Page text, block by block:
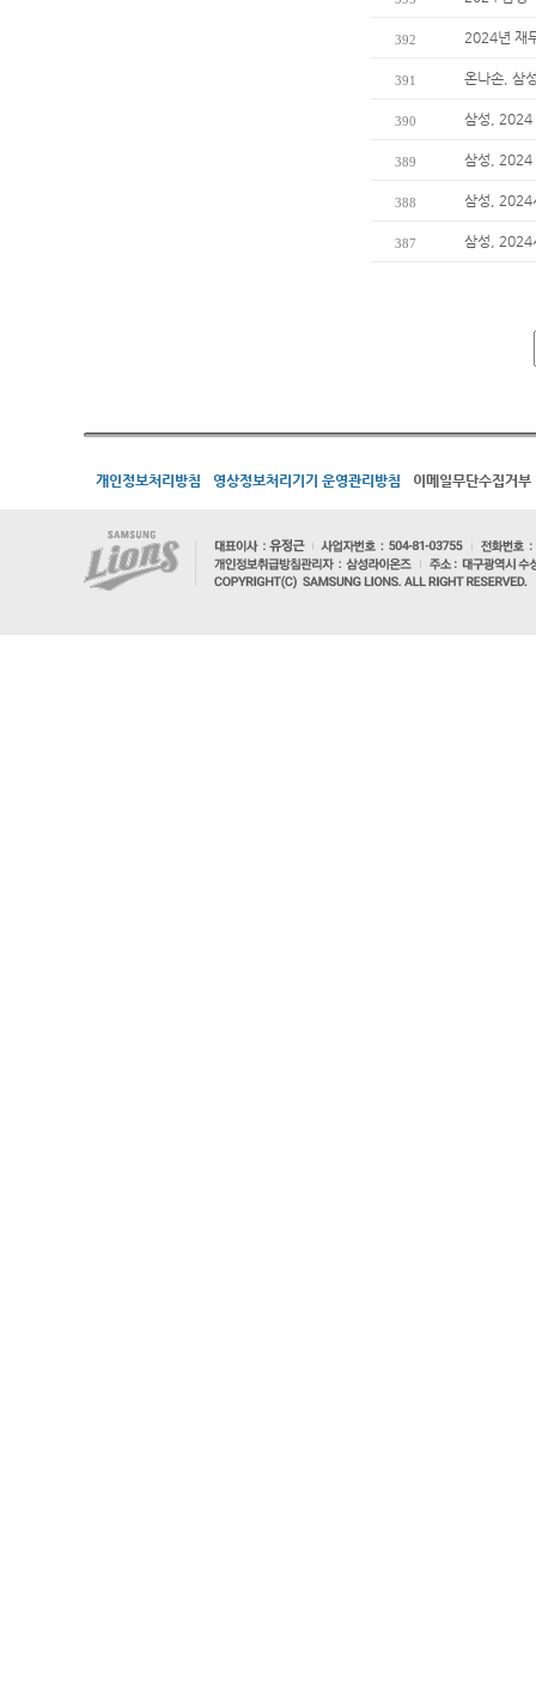
392 2024년 재
391 온나손, 삼
390 삼성, 2024
389 삼성, 2024
388 삼성, 2024
387 삼성, 2024
개인정보처리방침 영상정보처리기기 운영관리방침 이메일무단수집거부